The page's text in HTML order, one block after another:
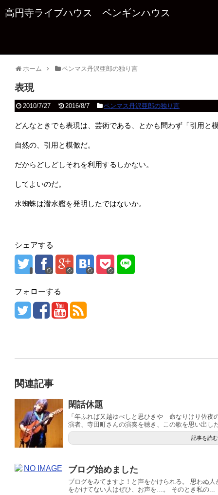
高円寺ライブハウス ペンギンハウス
ホーム ペンマス丹沢亜郎の独り言
表現
2010/7/27 2016/8/7 ペンマス丹沢亜郎の独り言
どんなときでも表現は、芸術である、とかも問わず「引用と
自然の、引用と模倣だ。
だからどしどしそれを利用するしかない。
してよいのだ。
水蜘蛛は潜水艦を発明したではないか。
シェアする
フォローする
関連記事
閑話休題
「年ふれば又越ゆべしと思ひきや 命なりけり佐夜
演者、寺田町さんの演奏を聴き、この歌を思い出し
記事を読む
ブログ始めました
ブログをみてますよ！と声をかけられる。 思わぬ
をかけてない人はぜひ、お声を…。 そのとき私の...